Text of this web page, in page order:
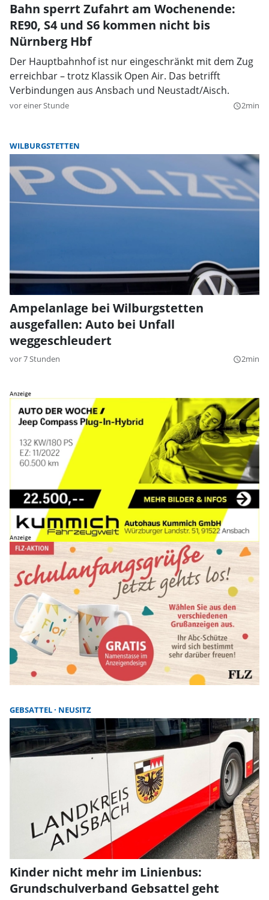
Bahn sperrt Zufahrt am Wochenende:
RE90, S4 und S6 kommen nicht bis
Nürnberg Hbf
Der Hauptbahnhof ist nur eingeschränkt mit dem Zug
erreichbar – trotz Klassik Open Air. Das betrifft
Verbindungen aus Ansbach und Neustadt/Aisch.
vor einer Stunde query_builder2min
WILBURGSTETTEN
Ampelanlage bei Wilburgstetten
ausgefallen: Auto bei Unfall
weggeschleudert
vor 7 Stunden query_builder2min
GEBSATTEL NEUSITZ
Kinder nicht mehr im Linienbus:
Grundschulverband Gebsattel geht